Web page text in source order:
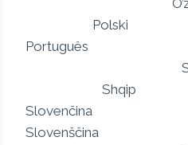
Português